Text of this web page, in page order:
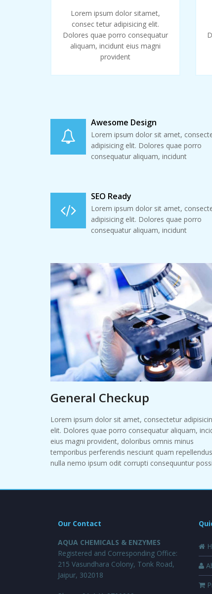
Lorem ipsum dolor sitamet,
consec tetur adipisicing elit.
Dolores quae porro consequatur
aliquam, incidunt eius magni
provident
Awesome Design
Lorem ipsum dolor sit amet,
adipisicing elit. Dolores quae porro
consequatur aliquam, incidunt
SEO Ready
Lorem ipsum dolor sit amet,
adipisicing elit. Dolores quae porro
consequatur aliquam, incidunt
General Checkup
Lorem ipsum dolor sit amet, consectetur
elit. Dolores quae porro consequatur aliquam,
eius magni provident, doloribus omnis minus
temporibus perferendis nesciunt quam repellendus
nulla nemo ipsum odit corrupti consequuntur
Our Contact
AQUA CHEMICALS & ENZYMES
Registered and Corresponding Office:
215 Vasundhara Colony, Tonk Road,
Jaipur, 302018